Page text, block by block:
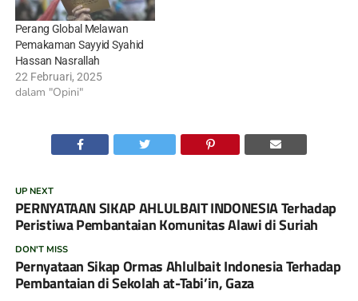
Perang Global Melawan
Pemakaman Sayyid Syahid
Hassan Nasrallah
22 Februari, 2025
dalam "Opini"
UP NEXT
PERNYATAAN SIKAP AHLULBAIT INDONESIA Terhadap
Peristiwa Pembantaian Komunitas Alawi di Suriah
DON'T MISS
Pernyataan Sikap Ormas Ahlulbait Indonesia Terhadap
Pembantaian di Sekolah at-Tabi’in, Gaza